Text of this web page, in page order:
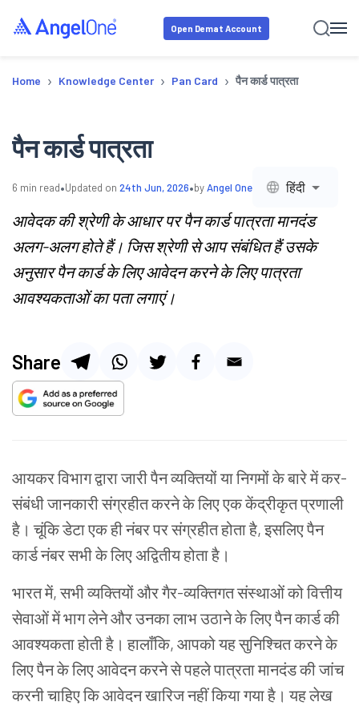
Open Demat Account
Home › Knowledge Center › Pan Card › पैन कार्ड पात्रता
पैन कार्ड पात्रता
6 min read•Updated on 24th Jun, 2026•byAngel One हिंदी
आवेदक की श्रेणी के आधार पर पैन कार्ड पात्रता मानदंड
अलग-अलग होते हैं। जिस श्रेणी से आप संबंधित हैं उसके
अनुसार पैन कार्ड के लिए आवेदन करने के लिए पात्रता
आवश्यकताओं का पता लगाएं।
Share
आयकर विभाग द्वारा जारी पैन व्यक्तियों या निगमों के बारे में कर-
संबंधी जानकारी संग्रहीत करने के लिए एक केंद्रीकृत प्रणाली
है। चूंकि डेटा एक ही नंबर पर संग्रहीत होता है, इसलिए पैन
कार्ड नंबर सभी के लिए अद्वितीय होता है।
भारत में, सभी व्यक्तियों और गैर-व्यक्तिगत संस्थाओं को वित्तीय
सेवाओं में भाग लेने और उनका लाभ उठाने के लिए पैन कार्ड की
आवश्यकता होती है। हालाँकि, आपको यह सुनिश्चित करने के
लिए पैन के लिए आवेदन करने से पहले पात्रता मानदंड की जांच
करनी चाहिए कि आवेदन खारिज नहीं किया गया है। यह लेख